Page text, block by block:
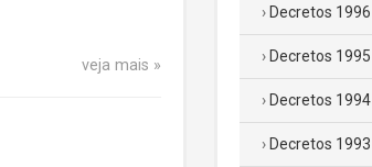
veja mais
Decretos 1996
Decretos 1995
Decretos 1994
Decretos 1993